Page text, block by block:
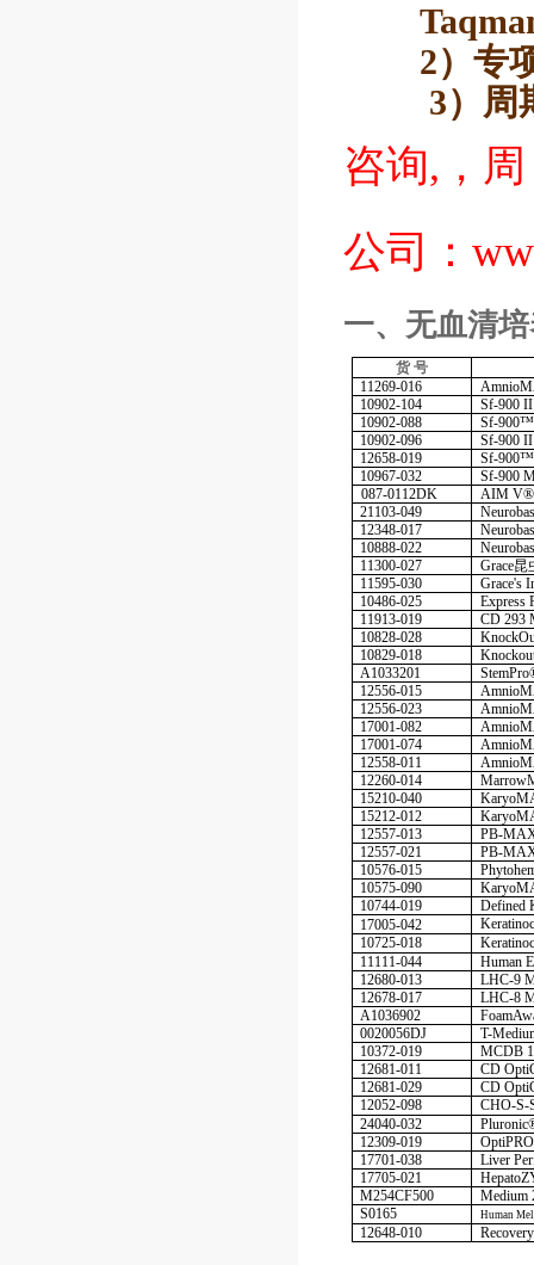
2） 专
3） 周
咨询,，
公司：
一、无血清
货 号
11269-016
10902-104
Sf-900
10902-088
Sf-
10902-096
Sf-900
12658-019
Sf-
10967-032
Sf-900
087-0112DK
AIM V®
21103-049
12348-017
10888-022
11300-027
Grace昆
11595-030
Grace's
10486-025
Express
11913-019
CD 293
10828-028
10829-018
A1033201
12556-015
12556-023
17001-082
17001-074
12558-011
12260-014
15210-040
15212-012
12557-013
PB-
12557-021
PB-
10576-015
10575-090
10744-019
Defined
17005-042
10725-018
11111-044
Human
12680-013
LHC-9
12678-017
LHC-8
A1036902
0020056DJ
T-
10372-019
MCDB
12681-011
CD
12681-029
CD
12052-098
CHO-
24040-032
12309-019
17701-038
Liver
17705-021
M254CF500
Medium
S0165
Human
12648-010